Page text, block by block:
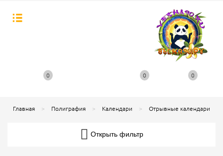
0 0 0
Главная Полиграфия Календари Отрывные календари
Открыть фильтр